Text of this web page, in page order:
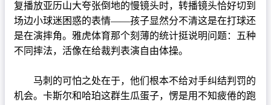
复播放亚历山大夸张倒地的慢镜头时，转播镜头恰好切到
场边小球迷困惑的表情——孩子显然分不清这是在打球还
是在演摔角。雅虎体育那个刻薄的统计挺说明问题：五种
不同摔法，活像在给裁判表演自由体操。
马刺的可怕之处在于，他们根本不给对手纠结判罚的
机会。卡斯尔和哈珀这群生瓜蛋子，愣是用不知疲倦的跑